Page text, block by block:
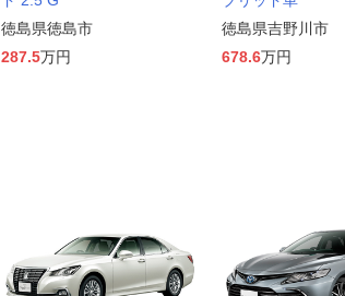
徳島県徳島市
287.5万円
徳島県吉野川市
678.6万円